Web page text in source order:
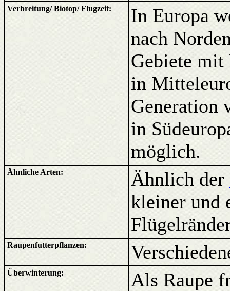
Verbreitung/ Biotop/ Flugzeit:
In Europa
nach
Gebiete
in
Generation
in
möglich.
Ähnliche Arten: Ähnlich der
kleiner und
Raupenfutterpflanzen:
Überwinterung: Als Raupe